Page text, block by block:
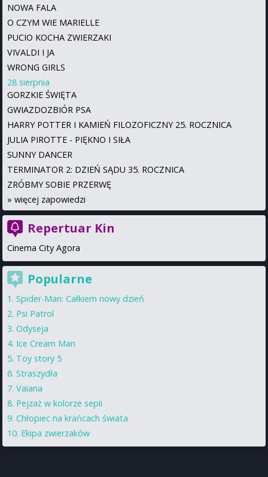
NOWA FALA
O CZYM WIE MARIELLE
PUCIO KOCHA ZWIERZAKI
VIVALDI I JA
WRONG GIRLS
28 sierpnia
GORZKIE ŚWIĘTA
GWIAZDOZBIÓR PSA
HARRY POTTER I KAMIEŃ FILOZOFICZNY 25. ROCZNICA
JULIA PIROTTE - PIĘKNO I SIŁA
SUNNY DANCER
TERMINATOR 2: DZIEŃ SĄDU 35. ROCZNICA
ZRÓBMY SOBIE PRZERWĘ
» więcej zapowiedzi
Repertuar Kin
Cinema City Agora
Popularne
Spider-Man: Całkiem nowy dzień
Psi Patrol
Odyseja
Ice Cream Man
Toy story 5
Straszydła
Vaiana
Pejzaż w kolorze sepii
Chłopiec na krańcach świata
Ekipa zwierzaków